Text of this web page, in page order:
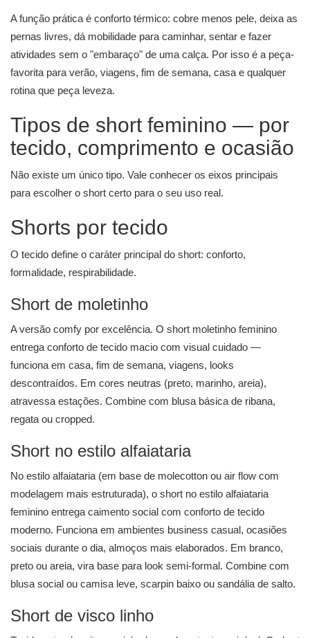
A função prática é conforto térmico: cobre menos pele, deixa as
pernas livres, dá mobilidade para caminhar, sentar e fazer
atividades sem o "embaraço" de uma calça. Por isso é a peça-
favorita para verão, viagens, fim de semana, casa e qualquer
rotina que peça leveza.
Tipos de short feminino — por
tecido, comprimento e ocasião
Não existe um único tipo. Vale conhecer os eixos principais
para escolher o short certo para o seu uso real.
Shorts por tecido
O tecido define o caráter principal do short: conforto,
formalidade, respirabilidade.
Short de moletinho
A versão comfy por excelência. O short moletinho feminino
entrega conforto de tecido macio com visual cuidado —
funciona em casa, fim de semana, viagens, looks
descontraídos. Em cores neutras (preto, marinho, areia),
atravessa estações. Combine com blusa básica de ribana,
regata ou cropped.
Short no estilo alfaiataria
No estilo alfaiataria (em base de molecotton ou air flow com
modelagem mais estruturada), o short no estilo alfaiataria
feminino entrega caimento social com conforto de tecido
moderno. Funciona em ambientes business casual, ocasiões
sociais durante o dia, almoços mais elaborados. Em branco,
preto ou areia, vira base para look semi-formal. Combine com
blusa social ou camisa leve, scarpin baixo ou sandália de salto.
Short de visco linho